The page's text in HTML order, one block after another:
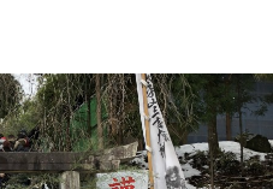
ィ
ー
ル
イ
ト
へ